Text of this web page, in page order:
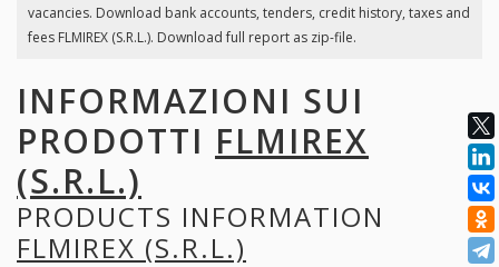
vacancies. Download bank accounts, tenders, credit history, taxes and
fees FLMIREX (S.R.L.). Download full report as zip-file.
INFORMAZIONI SUI
PRODOTTI FLMIREX
(S.R.L.)
PRODUCTS INFORMATION
FLMIREX (S.R.L.)